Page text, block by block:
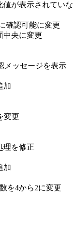
が表示されていな
確認可能に変更
中央に変更
メッセージを表示
加
変更
理を修正
加
を4から2に変更